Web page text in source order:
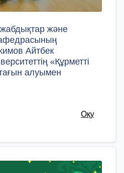
және
Айтбек
«Құрметті
алуымен
Оқу